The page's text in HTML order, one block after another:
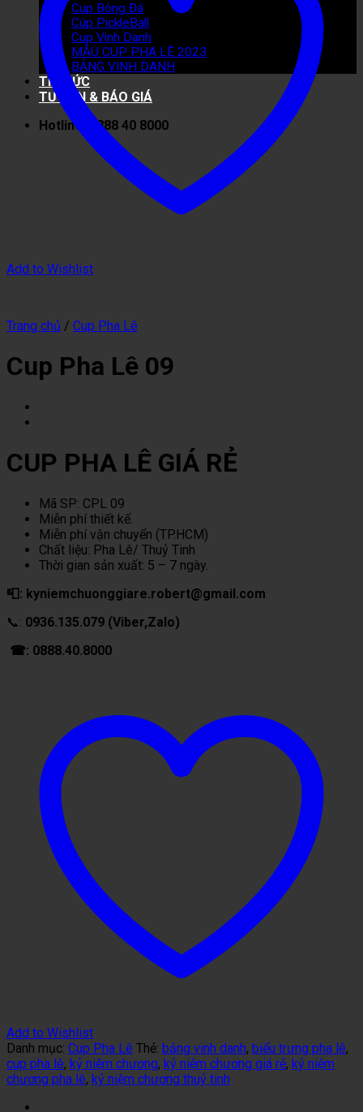
Cup Bóng Đá
Cúp PickleBall
Cup Vinh Danh
MẪU CUP PHA LÊ 2023
BẢNG VINH DANH
TIN TỨC
TƯ VẤN & BÁO GIÁ
Hotline: 0888 40 8000
Add to Wishlist
Trang chủ / Cup Pha Lê
Cup Pha Lê 09
CUP PHA LÊ GIÁ RẺ
Mã SP: CPL 09
Miễn phí thiết kế.
Miễn phí vận chuyển (TP.HCM)
Chất liệu: Pha Lê/ Thuỷ Tinh
Thời gian sản xuất: 5 – 7 ngày.
📮: kyniemchuonggiare.robert@gmail.com
📞: 0936.135.079 (Viber,Zalo)
☎: 0888.40.8000
Add to Wishlist
Danh mục: Cup Pha Lê Thẻ: bảng vinh danh, biểu trưng pha lê,
cup pha lê, kỷ niệm chương, kỷ niệm chương giá rẻ, kỷ niệm
chương pha lê, kỷ niệm chương thuỷ tinh